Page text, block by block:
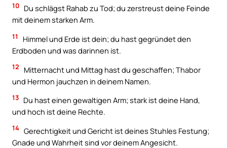
10 Du schlägst Rahab zu Tod; du zerstreust deine Feinde
mit deinem starken Arm.
11
Himmel und Erde ist dein; du hast gegründet den
Erdboden und was darinnen ist.
12
Mitternacht und Mittag hast du geschaffen; Thabor
und Hermon jauchzen in deinem Namen.
13 Du hast einen gewaltigen Arm; stark ist deine Hand,
und hoch ist deine Rechte.
14 Gerechtigkeit und Gericht ist deines Stuhles Festung;
Gnade und Wahrheit sind vor deinem Angesicht.